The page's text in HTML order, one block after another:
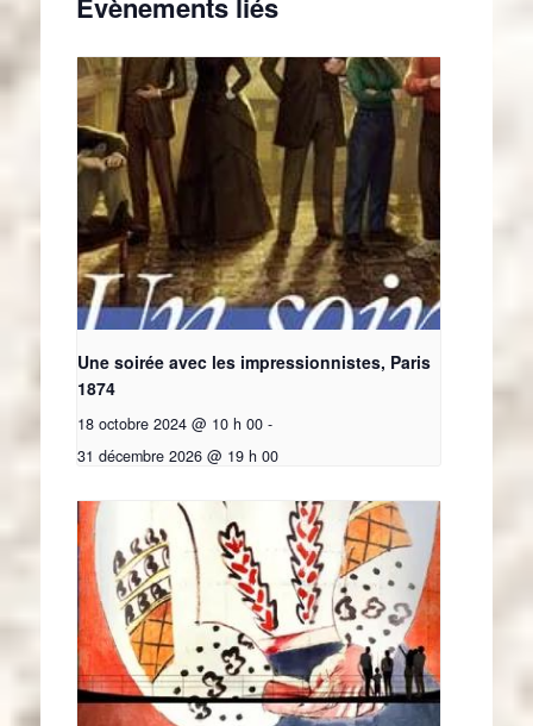
Une soirée avec les impressionnistes, Paris
1874
18 octobre 2024 @ 10 h 00 -
31 décembre 2026 @ 19 h 00